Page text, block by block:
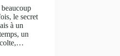
le secret
à un
un